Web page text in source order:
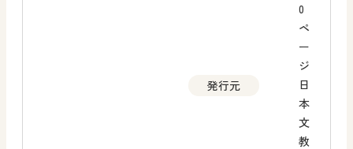
0
ペ
ー
ジ
発行元
日
本
文
教